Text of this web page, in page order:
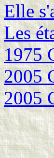
Elle
Les
1975
2005
2005